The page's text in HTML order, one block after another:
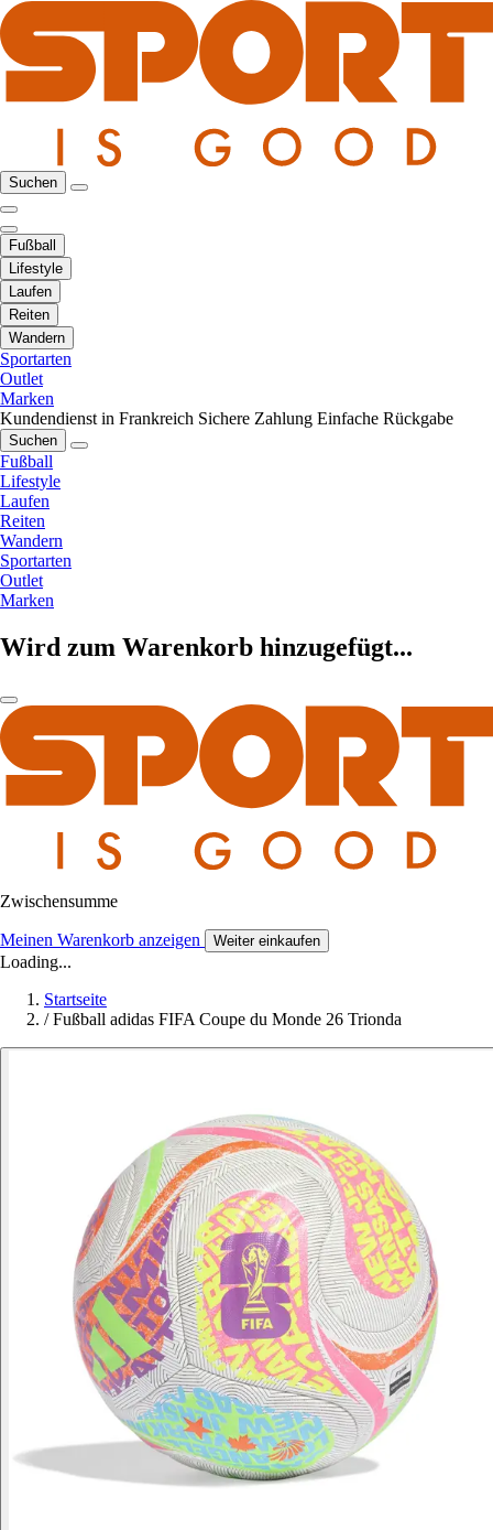
Suchen
Fußball
Lifestyle
Laufen
Reiten
Wandern
Sportarten
Outlet
Marken
Kundendienst in Frankreich Sichere Zahlung Einfache Rückgabe
Suchen
Fußball
Lifestyle
Laufen
Reiten
Wandern
Sportarten
Outlet
Marken
Wird zum Warenkorb hinzugefügt...
Zwischensumme
Meinen Warenkorb anzeigen Weiter einkaufen
Loading...
Startseite
/ Fußball adidas FIFA Coupe du Monde 26 Trionda